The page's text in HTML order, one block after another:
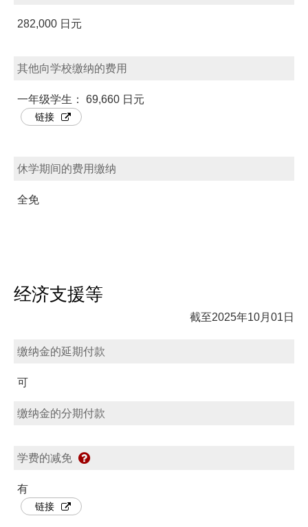
282,000 日元
其他向学校缴纳的费用
一年级学生： 69,660 日元
链接
休学期间的费用缴纳
全免
经济支援等
截至2025年10月01日
缴纳金的延期付款
可
缴纳金的分期付款
学费的减免
有
链接